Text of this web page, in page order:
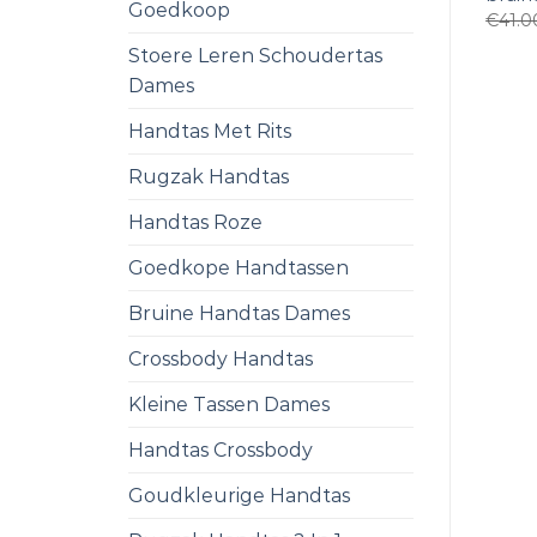
Goedkoop
Stoere Leren Schoudertas
Dames
Handtas Met Rits
Rugzak Handtas
Handtas Roze
Goedkope Handtassen
Bruine Handtas Dames
Crossbody Handtas
Kleine Tassen Dames
Handtas Crossbody
Goudkleurige Handtas
€